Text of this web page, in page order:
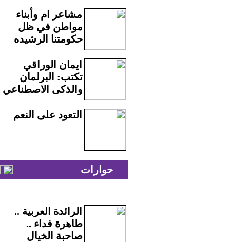
مشاعر ام وأبناء
مواطن في ظل
حكومتنا الرشيده
ايمان الوراقي
تكتب: البرلمان
والذكى الاصطناعي
التعود على النعم
حوارات
الرائدة العربية ..
طاهرة فداء ..
صاحبة الخيال